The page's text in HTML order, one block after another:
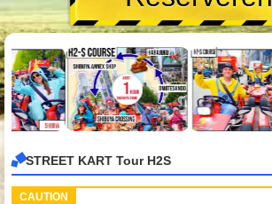
STREET KART Tour H2S
CAUTION